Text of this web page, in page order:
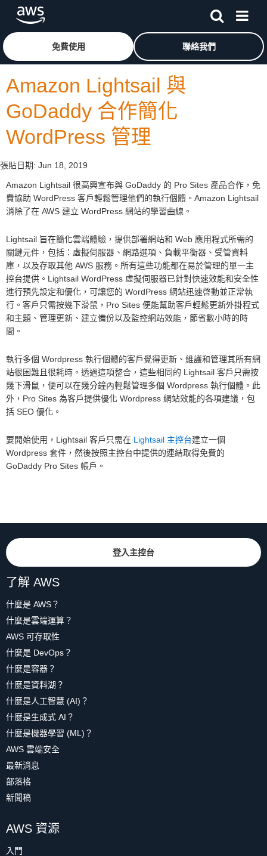
跳至主要內容按一下這裡可返回 Amazon Web Services 首頁
免費使用 聯絡我們
Amazon Lightsail 與
GoDaddy 合作簡化
WordPress 管理
張貼日期: Jun 18, 2019
Amazon Lightsail 很高興宣布與 GoDaddy 的 Pro Sites 產品合作，免
費協助 WordPress 客戶輕鬆管理他們的執行個體。Amazon Lightsail
消除了在 AWS 建立 WordPress 網站的學習曲線。
Lightsail 旨在簡化雲端體驗，提供部署網站和 Web 應用程式所需的
關鍵元件，包括：虛擬伺服器、網路選項、負載平衡器、受管資料
庫，以及存取其他 AWS 服務。所有這些功能都在易於管理的單一主
控台提供。Lightsail WordPress 虛擬伺服器已針對快速效能和安全性
進行預先設定和優化，可讓您的 WordPress 網站迅速啓動並正常執
行。客戶只需按幾下滑鼠，Pro Sites 便能幫助客戶輕鬆更新外掛程式
和主題、管理更新、建立備份以及監控網站效能，節省數小時的時
間。
執行多個 Wordpress 執行個體的客戶覺得更新、維護和管理其所有網
站很困難且很耗時。透過這項整合，這些相同的 Lightsail 客戶只需按
幾下滑鼠，便可以在幾分鐘內輕鬆管理多個 Wordpress 執行個體。此
外，Pro Sites 為客戶提供優化 Wordpress 網站效能的各項建議，包
括 SEO 優化。
要開始使用，Lightsail 客戶只需在 Lightsail 主控台建立一個
Wordpress 套件，然後按照主控台中提供的連結取得免費的
GoDaddy Pro Sites 帳戶。
登入主控台
了解 AWS
什麼是 AWS？
什麼是雲端運算？
AWS 可存取性
什麼是 DevOps？
什麼是容器？
什麼是資料湖？
什麼是人工智慧 (AI)？
什麼是生成式 AI？
什麼是機器學習 (ML)？
AWS 雲端安全
最新消息
部落格
新聞稿
AWS 資源
入門